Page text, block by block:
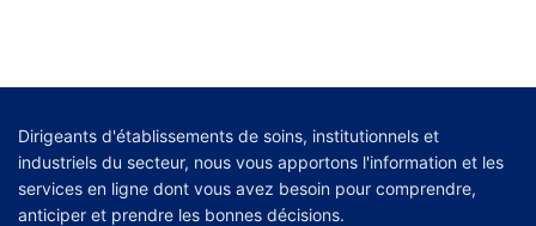
Dirigeants d'établissements de soins, institutionnels et
industriels du secteur, nous vous apportons l'information et les
services en ligne dont vous avez besoin pour comprendre,
anticiper et prendre les bonnes décisions.